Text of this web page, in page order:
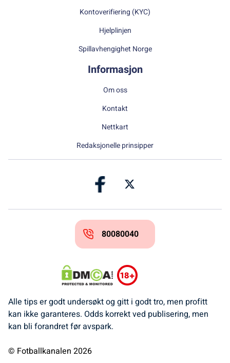
Kontoverifiering (KYC)
Hjelplinjen
Spillavhengighet Norge
Informasjon
Om oss
Kontakt
Nettkart
Redaksjonelle prinsipper
80080040
Alle tips er godt undersøkt og gitt i godt tro, men profitt
kan ikke garanteres. Odds korrekt ved publisering, men
kan bli forandret før avspark.
© Fotballkanalen 2026